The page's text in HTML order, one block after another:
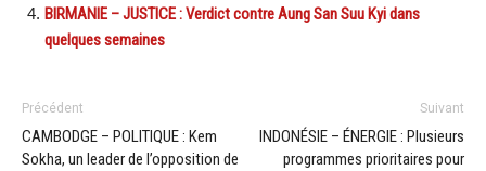
BIRMANIE – JUSTICE : Verdict contre Aung San Suu Kyi dans
quelques semaines
Précédent
CAMBODGE – POLITIQUE : Kem
Sokha, un leader de l’opposition de
Suivant
INDONÉSIE – ÉNERGIE : Plusieurs
programmes prioritaires pour